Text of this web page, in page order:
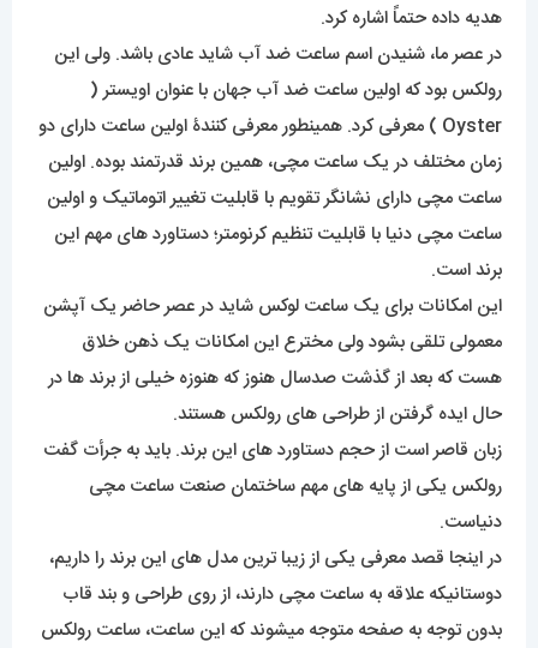
هدیه داده حتماً اشاره کرد.
در عصر ما، شنیدن اسم ساعت ضد آب شاید عادی باشد. ولی این
رولکس بود که اولین ساعت ضد آب جهان با عنوان اویستر (
Oyster ) معرفی کرد. همینطور معرفی کنندۀ اولین ساعت دارای دو
زمان مختلف در یک ساعت مچی، همین برند قدرتمند بوده. اولین
ساعت مچی دارای نشانگر تقویم با قابلیت تغییر اتوماتیک و اولین
ساعت مچی دنیا با قابلیت تنظیم کرنومتر؛ دستاورد های مهم این
برند است.
این امکانات برای یک ساعت لوکس شاید در عصر حاضر یک آپشن
معمولی تلقی بشود ولی مخترع این امکانات یک ذهن خلاق
هست که بعد از گذشت صدسال هنوز که هنوزه خیلی از برند ها در
حال ایده گرفتن از طراحی های رولکس هستند.
زبان قاصر است از حجم دستاورد های این برند. باید به جرأت گفت
رولکس یکی از پایه های مهم ساختمان صنعت ساعت مچی
دنیاست.
در اینجا قصد معرفی یکی از زیبا ترین مدل های این برند را داریم،
دوستانیکه علاقه به ساعت مچی دارند، از روی طراحی و بند قاب
بدون توجه به صفحه متوجه میشوند که این ساعت، ساعت رولکس